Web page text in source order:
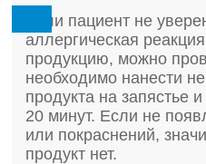
Если пациент не
аллергическая
продукцию, можно
необходимо нанести
продукта на запястье
20 минут. Если не
или покраснений,
продукт нет.